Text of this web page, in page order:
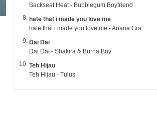
Backseat Heat - Bubblegum Boyfriend
hate that i made you love me
hate that i made you love me - Ariana Grande
Dai Dai
Dai Dai - Shakira & Burna Boy
Teh Hijau
Teh Hijau - Tulus